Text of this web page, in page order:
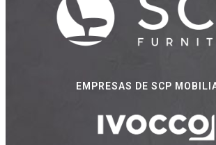
EMPRESAS DE SCP